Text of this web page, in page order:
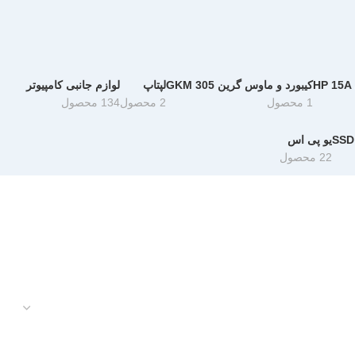
کیبورد و ماوس گرین GKM 305
1 محصول
لپتاپ
2 محصول
لوازم جانبی کامپیوتر
134 محصول
یو پی اس
22 محصول